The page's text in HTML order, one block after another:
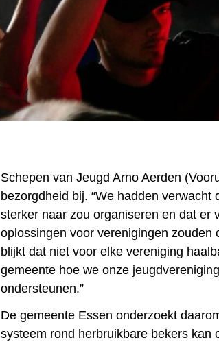
Schepen van Jeugd Arno Aerden
bezorgdheid bij. “We hadden verwacht
sterker naar zou organiseren en dat er
oplossingen voor verenigingen zouden
blijkt dat niet voor elke vereniging
gemeente hoe we onze
ondersteunen.”
De gemeente Essen onderzoekt
systeem rond herbruikbare bekers kan